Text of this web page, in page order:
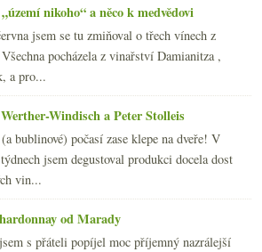
nikoho“ a něco k medvědovi
jsem se tu zmiňoval o třech vínech z
pocházela z vinařství Damianitza ,
a pro...
Windisch a Peter Stolleis
bublinové) počasí zase klepe na dveře! V
jsem degustoval produkci docela dost
vin...
od Marady
s přáteli popíjel moc příjemný nazrálejší